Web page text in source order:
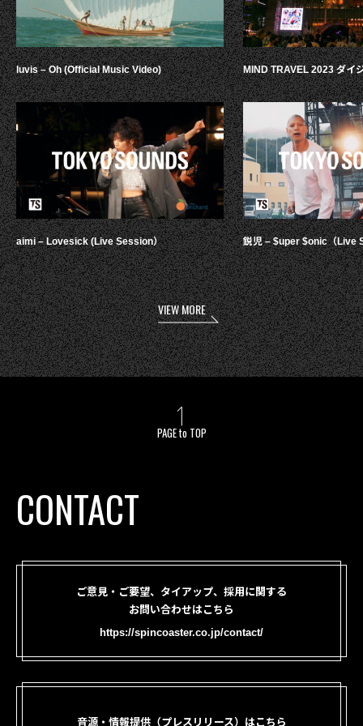
luvis – Oh (Official Music Video)
aimi – Lovesick (Live Session）
MIND TRAVEL 2023 ダイ
鋭児 – $uper $onic（Live
VIEW MORE
PAGE to TOP
CONTACT
ご意見・ご要望、タイアップ、採用に関する
お問い合わせはこちら
https://spincoaster.co.jp/contact/
音源・情報提供（プレスリリース）はこちら